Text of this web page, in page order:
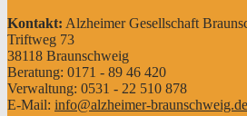
Kontakt: Alzheimer Gesellschaft
Triftweg 73
38118 Braunschweig
Beratung: 0171 - 89 46 420
Verwaltung: 0531 - 22 510 878
E-Mail: info@alzheimer-braunschweig.de